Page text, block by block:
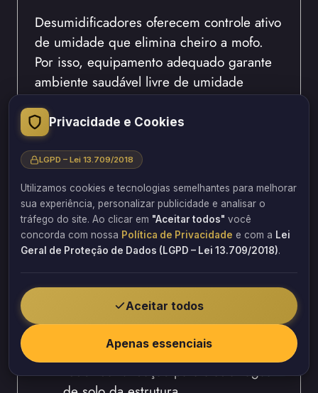
Desumidificadores oferecem controle ativo
de umidade que elimina cheiro a mofo.
Por isso, equipamento adequado garante
ambiente saudável livre de umidade
excessiva.
Sistemas de Drenagem e
Impermeabilização
Sistemas de drenagem e
impermeabilização eliminam origem da
infiltração oferecendo solução permanente.
Por isso, drenagem adequada oferece
proteção contra água de solo. Ademais,
impermeabilização oferece proteção
Instalar sistema de drenagem ao
redor da fundação para afastar água
Privacidade e Cookies
LGPD – Lei 13.709/2018
Utilizamos cookies e tecnologias semelhantes para melhorar
sua experiência, personalizar publicidade e analisar o
tráfego do site. Ao clicar em "Aceitar todos" você
concorda com nossa Política de Privacidade e com a Lei
Geral de Proteção de Dados (LGPD – Lei 13.709/2018).
Aceitar todos
Apenas essenciais